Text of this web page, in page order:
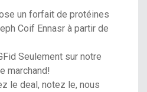
un forfait de protéines
Coif Ennasr à partir de
Seulement sur notre
marchand!
le deal, notez le, nous